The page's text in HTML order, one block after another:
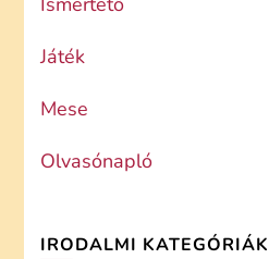
Játék
Mese
Olvasónapló
IRODALMI KATEGÓRIÁK